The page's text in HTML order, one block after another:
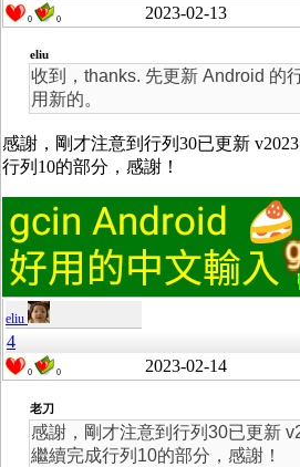
0 0 2023-02-13
eliu
收到，thanks. 先更新 Android 的
用新的。
感謝，剛才注意到行列30已更新
行列10的部分，感謝！
eliu
4
0 0 2023-02-14
老刀
感謝，剛才注意到行列30已更新
繼續完成行列10的部分，感謝！